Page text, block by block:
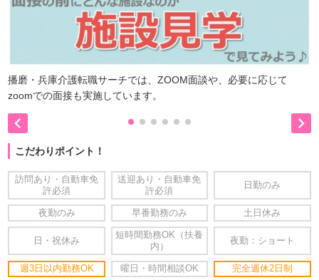
播磨・兵庫介護転職サーチでは、ZOOM面談や、必要に応じて
zoomでの面接も実施しています。
 
こだわりポイント！
訪問あり・自動車免
許必須
送迎あり・自動車免
許必須
日勤のみ
夜勤のみ 早番勤務のみ 土日休み
日・祝休み
短時間勤務OK（扶養
内）
夜勤：ショート
週3日以内勤務OK 曜日・時間相談OK 完全週休2日制